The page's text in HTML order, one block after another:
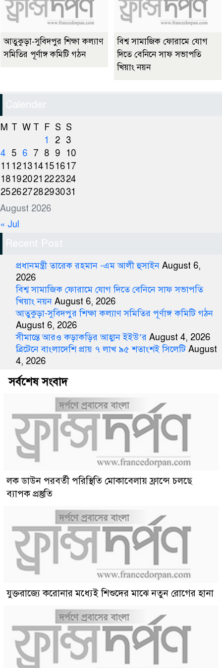
আতুকুড়া-সুবিদপুর শিক্ষা কল্যাণ
সমিতির পূর্ণাঙ্গ কমিটি গঠন
বিশ্ব সামাজিক ফোরামে যোগ
দিতে বেনিনে সাফ সভাপতি
খিয়াং নয়ন
Calender
August 2026
M T W T F S S
1
2 3
4 5 6 7 8 9
10
11 121314151617
18192021 222324
25262728293031
« Jul
Recent Post
প্রধানমন্ত্রী তারেক রহমান -এম আলী হুসাইন August 6,
2026
বিশ্ব সামাজিক ফোরামে যোগ দিতে বেনিনে সাফ সভাপতি
খিয়াং নয়ন August 6, 2026
আতুকুড়া-সুবিদপুর শিক্ষা কল্যাণ সমিতির পূর্ণাঙ্গ কমিটি গঠন
August 6, 2026
সীমান্তে আরও কড়াকড়ির আহ্বান ইইউ’র August 4, 2026
ব্রিটেনে বাংলাদেশি প্রায় ৭ লাখ ৯৫ শতাংশই সিলেটি August
4, 2026
সর্বশেষ সংবাদ
লক ডাউন পরবর্তী পরিস্থিতি মোকাবেলায় ফ্রান্সে চলছে
ব্যাপক প্রস্তুতি
যুক্তরাজ্যে করোনার মধ্যেই শিশুদের মাঝে নতুন রোগের হানা